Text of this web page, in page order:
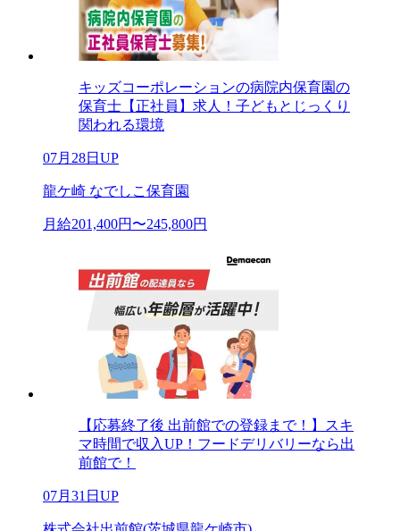
キッズコーポレーションの病院内保育園の
保育士【正社員】求人！子どもとじっくり
関われる環境
07月28日UP
龍ケ崎 なでしこ保育園
月給201,400円〜245,800円
【応募終了後 出前館での登録まで！】スキ
マ時間で収入UP！フードデリバリーなら出
前館で！
07月31日UP